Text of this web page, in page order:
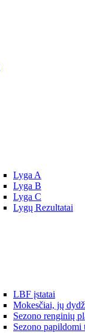
Lyga A
Lyga B
Lyga C
Lygų Rezultatai
LBF įstatai
Mokesčiai, jų
Sezono renginių
Sezono papildomi